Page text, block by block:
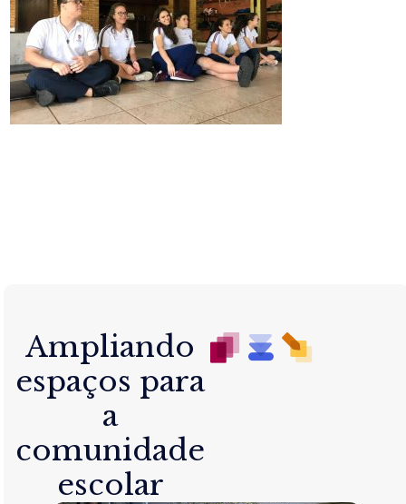
Ampliando
espaços para
a
comunidade
escolar